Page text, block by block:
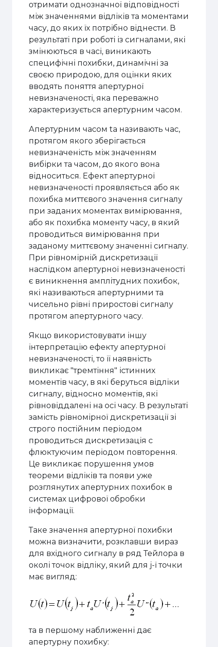
отримати однозначної відповідності
між значеннями відліків та моментами
часу, до яких їх потрібно віднести. В
результаті при роботі із сигналами, які
змінюються в часі, виникають
специфічні похибки, динамічні за
своєю природою, для оцінки яких
вводять поняття апертурної
невизначеності, яка переважно
характеризується апертурним часом.
Апертурним часом ta називають час,
протягом якого зберігається
невизначеність між значенням
вибірки та часом, до якого вона
відноситься. Ефект апертурної
невизначеності проявляється або як
похибка миттєвого значення сигналу
при заданих моментах вимірювання,
або як похибка моменту часу, в який
проводиться вимірювання при
заданому миттєвому значенні сигналу.
При рівномірній дискретизації
наслідком апертурної невизначеності
є виникнення амплітудних похибок,
які називаються апертурними та
чисельно рівні приростові сигналу
протягом апертурного часу.
Якщо використовувати іншу
інтерпретацію ефекту апертурної
невизначеності, то її наявність
викликає "тремтіння" істинних
моментів часу, в які беруться відліки
сигналу, відносно моментів, які
рівновіддалені на осі часу. В результаті
замість рівномірної дискретизації зі
строго постійним періодом
проводиться дискретизація с
флюктуючим періодом повторення.
Це викликає порушення умов
теореми відліків та появи уже
розглянутих апертурних похибок в
системах цифрової обробки
інформації.
Таке значення апертурної похибки
можна визначити, розклавши вираз
для вхідного сигналу в ряд Тейлора в
околі точок відліку, який для j-ї точки
має вигляд:
та в першому наближенні дає
апертурну похибку: